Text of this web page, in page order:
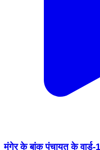
मुंगेर के बांक पंचायत के